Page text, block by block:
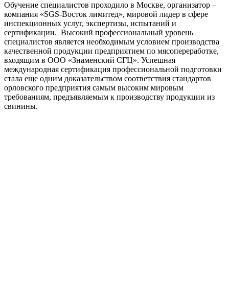
Обучение специалистов проходило в Москве, организатор –
компания «SGS-Восток лимитед», мировой лидер в сфере
инспекционных услуг, экспертизы, испытаний и
сертификации. Высокий профессиональный уровень
специалистов является необходимым условием производства
качественной продукции предприятием по мясопереработке,
входящим в ООО «Знаменский СГЦ». Успешная
международная сертификация профессиональной подготовки
стала еще одним доказательством соответствия стандартов
орловского предприятия самым высоким мировым
требованиям, предъявляемым к производству продукции из
свинины.